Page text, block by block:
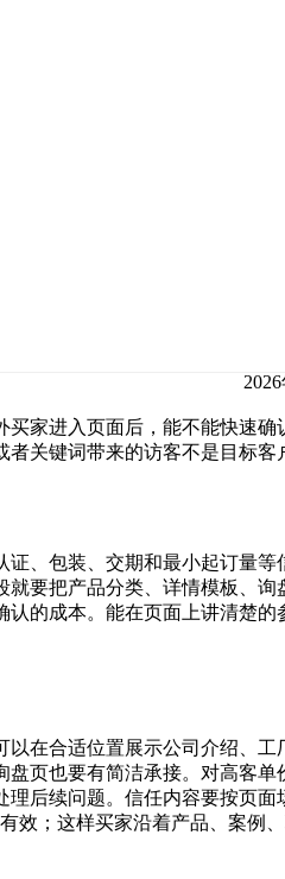
家进入页面后，能不能快速
关键词带来的访客不是目标客
、包装、交期和最小起订量
要把产品分类、详情模板、
的成本。能在页面上讲清楚
在合适位置展示公司介绍、
页也要有简洁承接。对高客
后续问题。信任内容要按页
；这样买家沿着产品、案例